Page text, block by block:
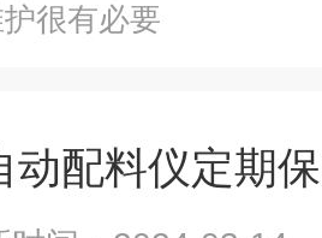
很有必要
动配料仪定期